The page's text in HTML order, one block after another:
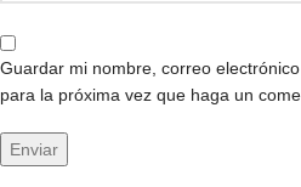
Guardar mi nombre, correo
para la próxima vez que haga un